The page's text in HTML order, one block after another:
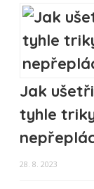
Jak
tyhle
28. 8. 2023